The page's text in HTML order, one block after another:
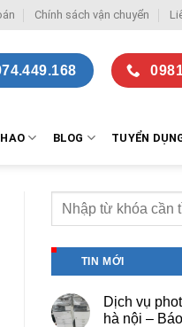
Chính sách vận chuyển
BLOG TUYỂN
TIN MỚI
Dịch vụ
hà nội –